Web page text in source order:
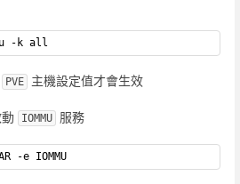
u -k all
PVE 主機設定值才會生效
IOMMU 服務
-e IOMMU